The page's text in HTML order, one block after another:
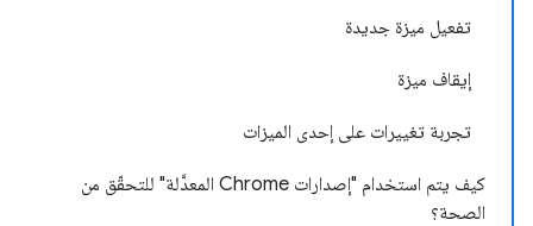
تفعيل ميزة جديدة
إيقاف ميزة
تجربة تغييرات على إحدى الميزات
كيف يتم استخدام "إصدارات Chrome المعدَّلة" للتحقّق من
الصحة؟